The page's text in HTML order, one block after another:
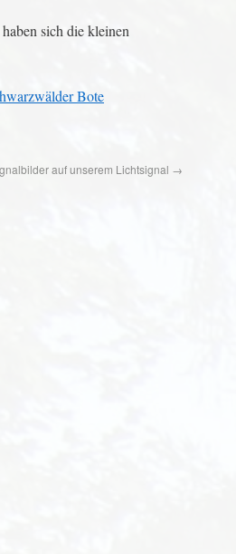
sich die kleinen
Bote
auf unserem Lichtsignal →